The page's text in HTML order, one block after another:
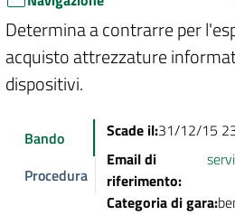
Determina a contrarre per
acquisto attrezzature
dispositivi.
Bando
Procedura
Scade il:31/12/15
Email di
riferimento:
Categoria di gara: